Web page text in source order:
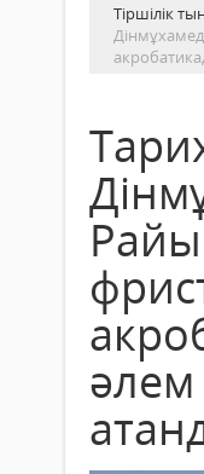
Тіршілік